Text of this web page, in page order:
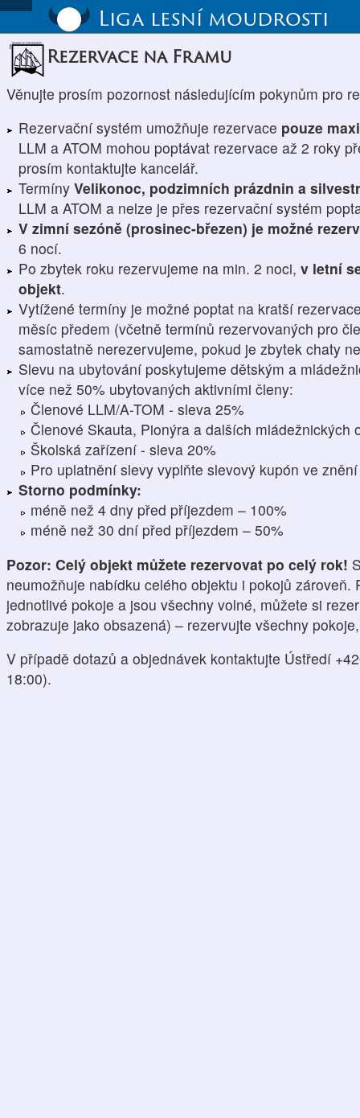
Liga lesní moudrosti
Rezervace na Framu
Věnujte prosím pozornost následujícím pokynům pro
Rezervační systém umožňuje rezervace pouze
LLM a ATOM mohou poptávat rezervace až 2 roky
prosím kontaktujte kancelář.
Termíny Velikonoc, podzimních prázdnin a
LLM a ATOM a nelze je přes rezervační systém
V zimní sezóně (prosinec-březen) je možné
6 nocí.
Po zbytek roku rezervujeme na min. 2 noci, v letní
objekt.
Vytížené termíny je možné poptat na kratší
měsíc předem (včetně termínů rezervovaných pro
samostatně nerezervujeme, pokud je zbytek chaty
Slevu na ubytování poskytujeme dětským a
více než 50% ubytovaných aktivními členy:
Členové LLM/A-TOM - sleva 25%
Členové Skauta, Pionýra a dalších mládežnických
Školská zařízení - sleva 20%
Pro uplatnění slevy vyplňte slevový kupón ve
Storno podmínky:
méně než 4 dny před příjezdem – 100%
méně než 30 dní před příjezdem – 50%
Pozor: Celý objekt můžete rezervovat po celý rok!
neumožňuje nabídku celého objektu i pokojů zároveň.
jednotlivé pokoje a jsou všechny volné, můžete si
zobrazuje jako obsazená) – rezervujte všechny
V případě dotazů a objednávek kontaktujte Ústředí
18:00).